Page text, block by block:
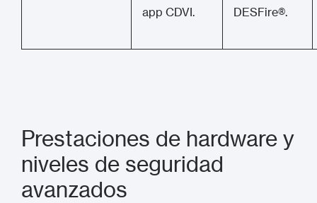
app CDVI.
DESFire®.
Prestaciones de hardware y
niveles de seguridad
avanzados